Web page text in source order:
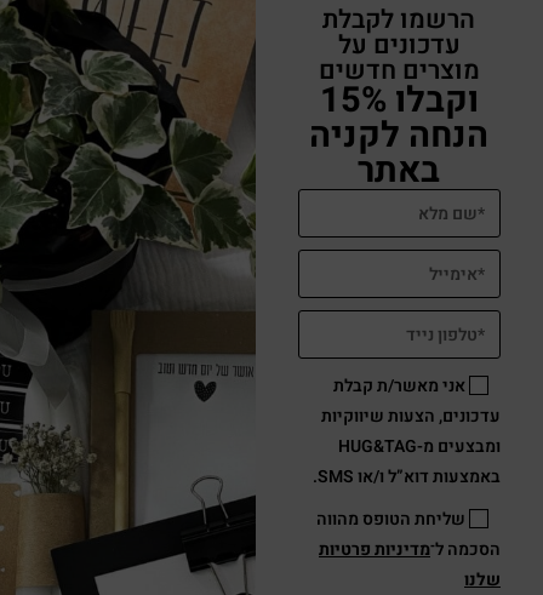
הרשמו לקבלת
עדכונים על
מוצרים חדשים
וקבלו 15%
הנחה לקניה
באתר
אני מאשר/ת קבלת
עדכונים, הצעות שיווקיות
ומבצעים מ-HUG&TAG
באמצעות דוא”ל ו/או SMS.
שליחת הטופס מהווה
הסכמה ל־מדיניות פרטיות
שלנו